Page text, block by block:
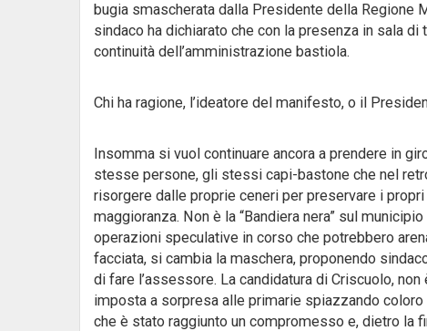
bugia smascherata dalla Presidente della Regione
sindaco ha dichiarato che con la presenza in sala
continuità dell’amministrazione bastiola.
Chi ha ragione, l’ideatore del manifesto, o il
Insomma si vuol continuare ancora a prendere in
stesse persone, gli stessi capi-bastone che nel
risorgere dalle proprie ceneri per preservare i
maggioranza. Non è la “Bandiera nera” sul
operazioni speculative in corso che potrebbero
facciata, si cambia la maschera, proponendo
di fare l’assessore. La candidatura di Criscuolo,
imposta a sorpresa alle primarie spiazzando
che è stato raggiunto un compromesso e, dietro la